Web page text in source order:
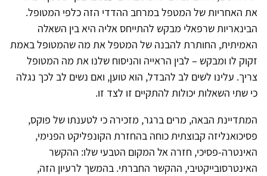
את האחריות של המטפל במרחב ההדדי הזה כלפי המטופל.
הבינאריות שרפאלי מבקש להתייחס אליה היא בין השאלה
האמיתית, החותרת להבנה של המטפל את מה שהמטופל באמת
זקוק לו ומבקש – לבין הראייה והניסוח שלנו את מה המטופל
צריך. עלינו לשים לב להבדל, הוא טוען, ואם נשים לב לכך נגלה
כי שתי השאלות יכולות להתקיים זו לצד זו.
המתדיינת הבאה, מרים ברגר, מזכירה כי לטענתו של פוקס,
פסיכואנליזה קבוצתית כוחה בהחזרת הקונפליקט הפנימי,
האינטרה-פסיכי, חזרה אל המקום הטבעי שלו: ההקשר
האינטרסובייקטיבי, ההקשר החברתי. בהמשך לרעיון הזה,